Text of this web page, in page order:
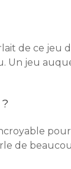
de ce jeu
jeu
de